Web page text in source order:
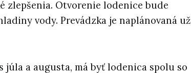
zlepšenia. Otvorenie lodenice bude
vody. Prevádzka je naplánovaná už
júla a augusta, má byť lodenica spolu so